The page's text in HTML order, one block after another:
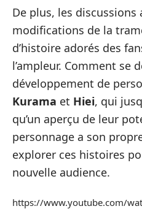
De plus, les discussions
modifications de la
d’histoire adorés des
l’ampleur. Comment se
développement de
Kurama et Hiei, qui
qu’un aperçu de leur
personnage a son
explorer ces histoires
nouvelle audience.
https://www.youtube.com/